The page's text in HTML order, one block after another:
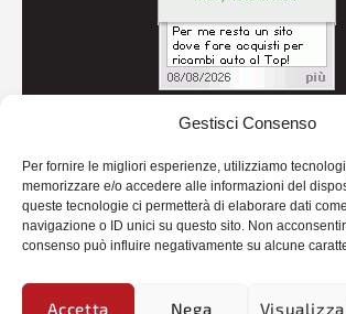
Gestisci Consenso
Per fornire le migliori esperienze, utilizziamo
memorizzare e/o accedere alle informazioni del
queste tecnologie ci permetterà di elaborare dati
navigazione o ID unici su questo sito. Non
consenso può influire negativamente su alcune
Accetta Nega
Credits